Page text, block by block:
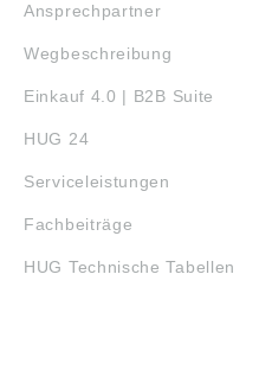
Ansprechpartner
Wegbeschreibung
Einkauf 4.0 | B2B Suite
HUG 24
Serviceleistungen
Fachbeiträge
HUG Technische Tabellen